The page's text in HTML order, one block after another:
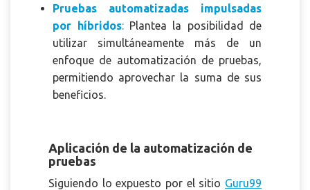
Pruebas automatizadas impulsadas
por híbridos:Plantea la posibilidad de
utilizar simultáneamente más de un
enfoque de automatización de pruebas,
permitiendo aprovechar la suma de sus
beneficios.
Aplicación de la automatización de
pruebas
Siguiendo lo expuesto por el sitio Guru99